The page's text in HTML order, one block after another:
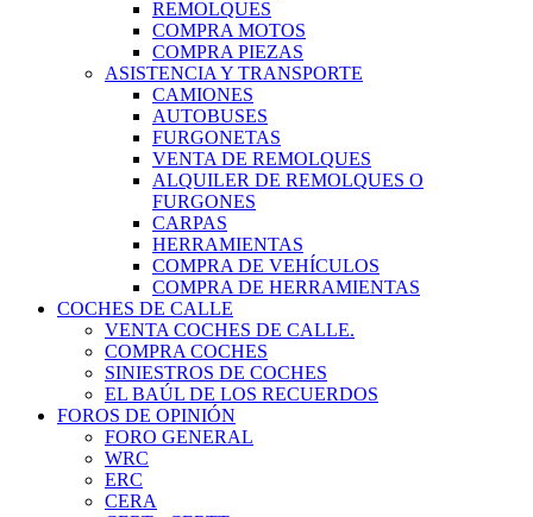
REMOLQUES
COMPRA MOTOS
COMPRA PIEZAS
ASISTENCIA Y TRANSPORTE
CAMIONES
AUTOBUSES
FURGONETAS
VENTA DE REMOLQUES
ALQUILER DE REMOLQUES O
FURGONES
CARPAS
HERRAMIENTAS
COMPRA DE VEHÍCULOS
COMPRA DE HERRAMIENTAS
COCHES DE CALLE
VENTA COCHES DE CALLE.
COMPRA COCHES
SINIESTROS DE COCHES
EL BAÚL DE LOS RECUERDOS
FOROS DE OPINIÓN
FORO GENERAL
WRC
ERC
CERA